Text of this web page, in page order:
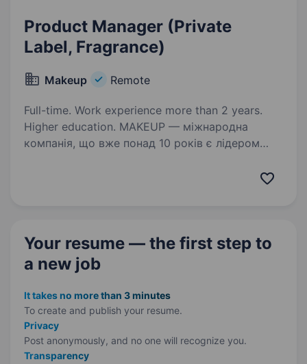
Product Manager (Private
Label, Fragrance)
Makeup Remote
Full-time. Work experience more than 2 years.
Higher education. MAKEUP — міжнародна
компанія, що вже понад 10 років є лідером
Ми представлені у 38 країнах світу та щодня
Your resume — the first step to
a new job
It takes no more than 3 minutes
To create and publish your resume.
Privacy
Post anonymously, and no one will recognize you.
Transparency